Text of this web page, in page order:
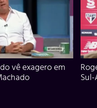
vê exagero em
Sul-